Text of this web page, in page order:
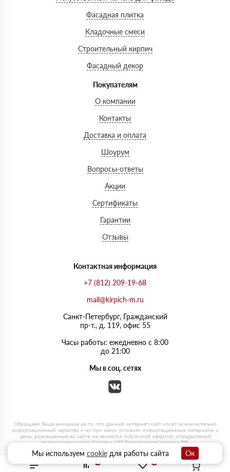
Фасадная плитка
Кладочные смеси
Строительный кирпич
Фасадный декор
Покупателям
О компании
Контакты
Доставка и оплата
Шоурум
Вопросы-ответы
Акции
Сертификаты
Гарантии
Отзывы
Контактная информация
+7 (812) 209-19-68
mail@kirpich-m.ru
Санкт-Петербург, Граждaнский
пр-т., д. 119, офис 55
Часы работы: ежедневно с 8:00
до 21:00
Мы в соц. сетях
Мы используем cookieдля работы сайта Ок